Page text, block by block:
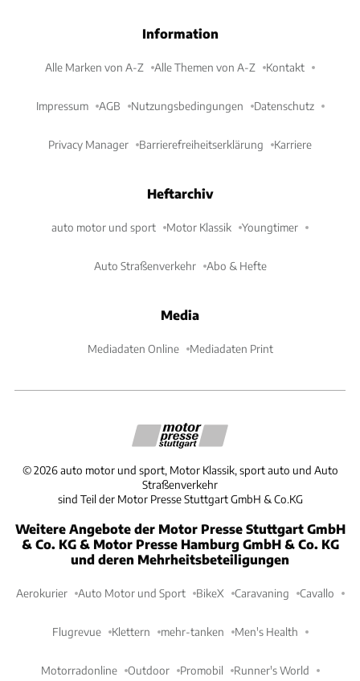
Information
Alle Marken von A-Z Alle Themen von A-Z Kontakt
Impressum AGB Nutzungsbedingungen Datenschutz
Privacy Manager Barrierefreiheitserklärung Karriere
Heftarchiv
auto motor und sport Motor Klassik Youngtimer
Auto Straßenverkehr Abo & Hefte
Media
Mediadaten Online Mediadaten Print
©2026 auto motor und sport, Motor Klassik, sport auto und Auto
Straßenverkehr
sind Teil der Motor Presse Stuttgart GmbH & Co.KG
Weitere Angebote der Motor Presse Stuttgart GmbH
& Co. KG & Motor Presse Hamburg GmbH & Co. KG
und deren Mehrheitsbeteiligungen
Aerokurier Auto Motor und Sport BikeX Caravaning Cavallo
Flugrevue Klettern mehr-tanken Men's Health
Motorradonline Outdoor Promobil Runner's World